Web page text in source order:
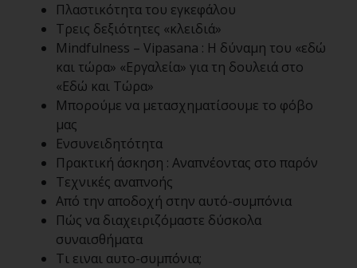
Πλαστικότητα του εγκεφάλου
Τρεις δεξιότητες «κλειδιά»
Mindfulness – Vipasana : Η δύναμη του «εδώ
και τώρα» «Εργαλεία» για τη δουλειά στο
«Εδώ και Τώρα»
Μπορούμε να μετασχηματίσουμε το φόβο
μας
Ενσυνειδητότητα
Πρακτική άσκηση : Αναπνέοντας στο παρόν
Τεχνικές αναπνοής
Από την αποδοχή στην αυτό-συμπόνια
Πώς να διαχειριζόμαστε δύσκολα
συναισθήματα
Τι ειναι αυτο-συμπόνια;